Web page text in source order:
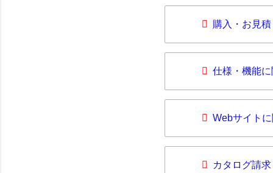
購入・お見
仕様・機能
Webサイト
カタログ請求